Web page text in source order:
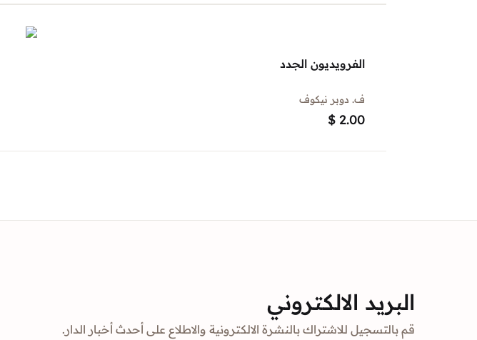
الفرويديون الجدد
ف. دوبر نيكوف
$ 2.00
البريد الالكتروني
قم بالتسجيل للاشتراك بالنشرة الالكترونية والاطلاع على أحدث أخبار الدار.